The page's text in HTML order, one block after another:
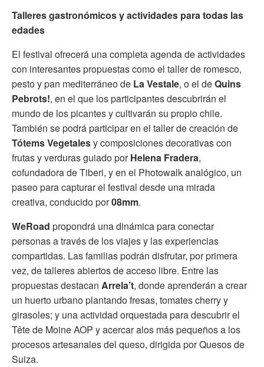
Talleres gastronómicos y actividades para todas las
edades
El festival ofrecerá una completa agenda de actividades
con interesantes propuestas como el taller de romesco,
pesto y pan mediterráneo de La Vestale, o el deQuins
Pebrots!, en el que los participantes descubrirán el
mundo de los picantes y cultivarán su propio chile.
También se podrá participar en el taller de creación de
Tótems Vegetalesy composiciones decorativas con
frutas y verduras guiado porHelena Fradera,
cofundadora de Tiberi, y en el Photowalk analógico, un
paseo para capturar el festival desde una mirada
creativa, conducido por08mm.
WeRoad propondrá una dinámica para conectar
personas a través de los viajes y las experiencias
compartidas. Las familias podrán disfrutar, por primera
vez, de talleres abiertos de acceso libre. Entre las
propuestas destacan Arrela’t, donde aprenderán a crear
un huerto urbano plantando fresas, tomates cherry y
girasoles; y una actividad orquestada para descubrir el
Tête de Moine AOP y acercar alos más pequeños a los
procesos artesanales del queso, dirigida por Quesos de
Suiza.